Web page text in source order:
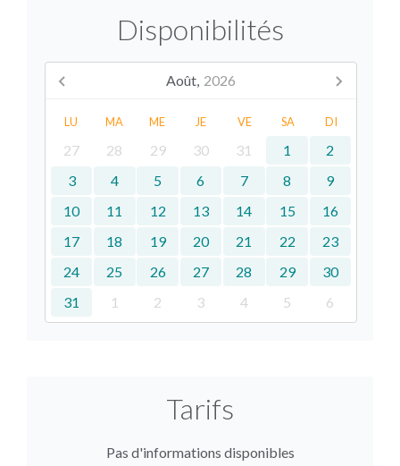
Disponibilités
Août, 2026
LU MA ME JE VE SA DI
27 28 29 30 31 1
2
3
4 5 6 7 8
9
10
11 12 13 14 15
16
17
18 19 20 21 22
23
24
25 26 27 28 29
30
31
1 2 3 4 5 6
Tarifs
Pas d'informations disponibles